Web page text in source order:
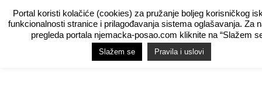
Portal koristi kolačiće (cookies) za pružanje boljeg korisničkog
funkcionalnosti stranice i prilagođavanja sistema oglašavanja. Za
pregleda portala njemacka-posao.com kliknite na “Slažem
Slažem se Pravila i uslovi